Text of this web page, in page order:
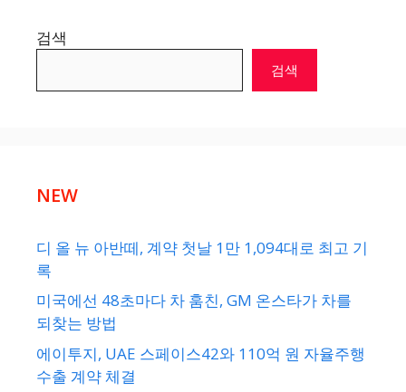
검색
검색
NEW
디 올 뉴 아반떼, 계약 첫날 1만 1,094대로 최고 기
록
미국에선 48초마다 차 훔친, GM 온스타가 차를
되찾는 방법
에이투지, UAE 스페이스42와 110억 원 자율주행
수출 계약 체결